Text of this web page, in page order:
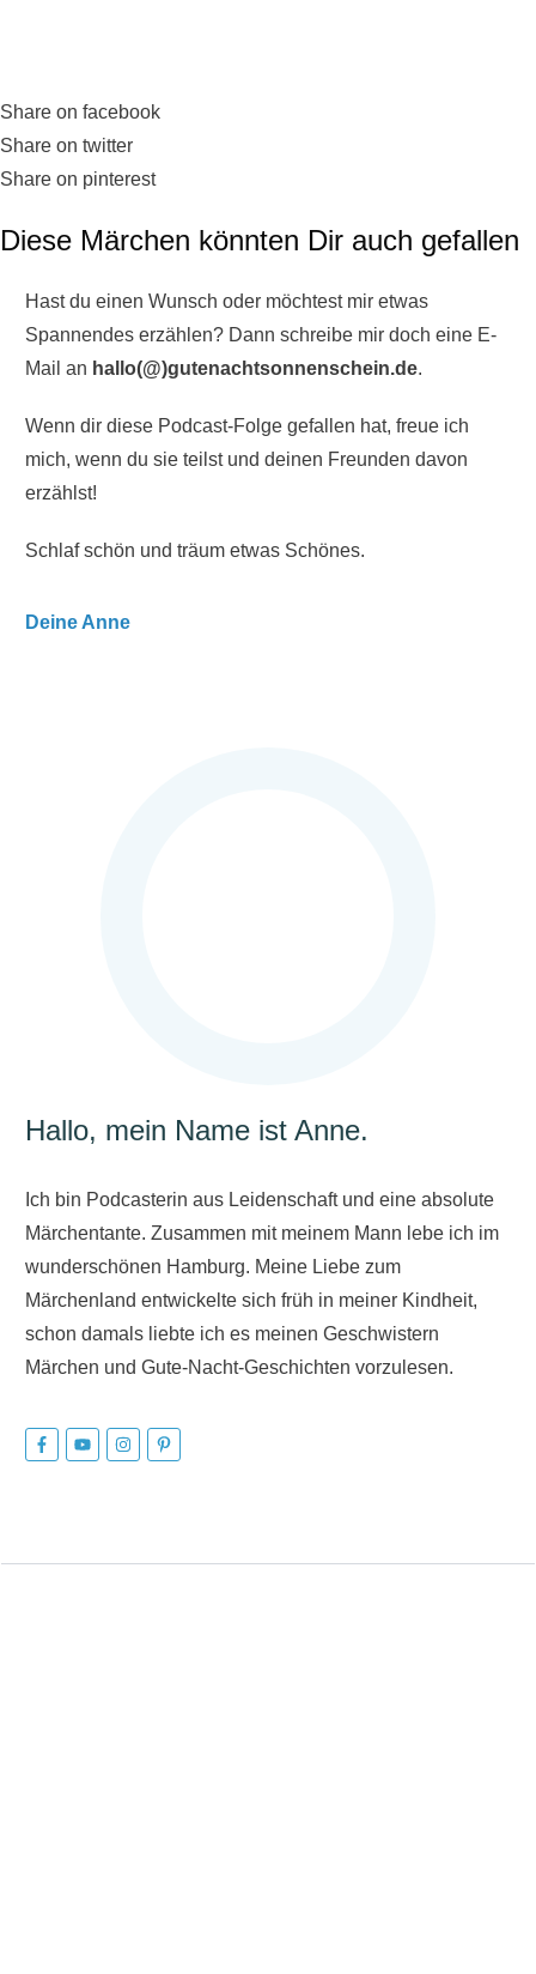
Share on facebook
Share on twitter
Share on pinterest
Diese Märchen könnten Dir auch gefallen
Hast du einen Wunsch oder möchtest mir etwas
Spannendes erzählen? Dann schreibe mir doch eine E-
Mail an hallo(@)gutenachtsonnenschein.de.
Wenn dir diese Podcast-Folge gefallen hat, freue ich
mich, wenn du sie teilst und deinen Freunden davon
erzählst!
Schlaf schön und träum etwas Schönes.
Deine Anne
Hallo, mein Name ist Anne.
Ich bin Podcasterin aus Leidenschaft und eine absolute
Märchentante. Zusammen mit meinem Mann lebe ich im
wunderschönen Hamburg. Meine Liebe zum
Märchenland entwickelte sich früh in meiner Kindheit,
schon damals liebte ich es meinen Geschwistern
Märchen und Gute-Nacht-Geschichten vorzulesen.